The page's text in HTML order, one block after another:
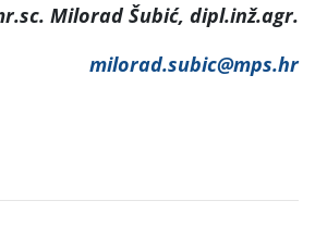
Milorad Šubić, dipl.inž.agr.
milorad.subic@mps.hr